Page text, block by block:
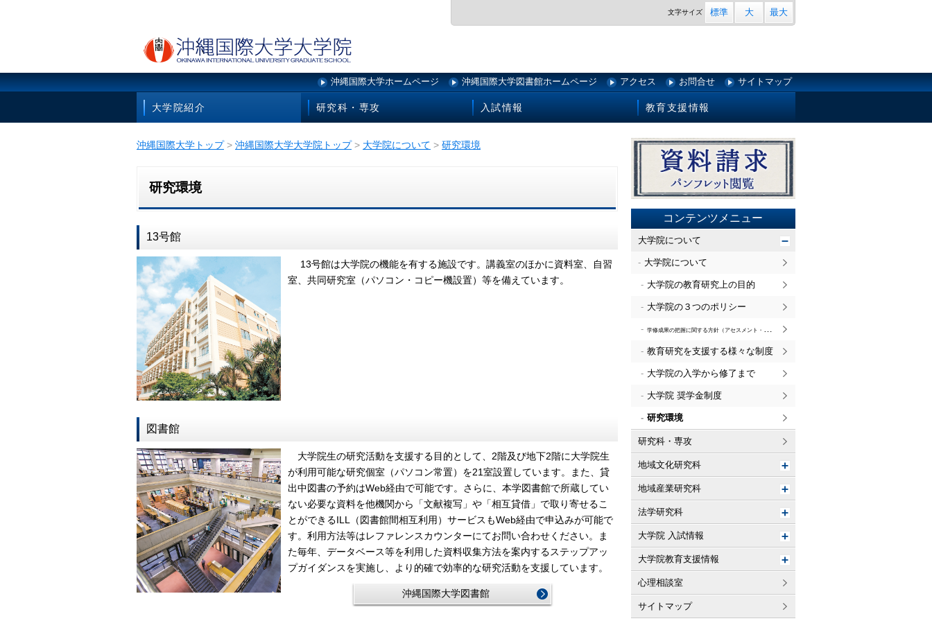
文字サイズ 標準 大 最大
沖縄国際大学ホームページ 沖縄国際大学図書館ホームページ アクセス お問合せ サイトマップ
大学院紹介 研究科・専攻 入試情報 教育支援情報
沖縄国際大学トップ > 沖縄国際大学大学院トップ > 大学院について > 研究環境
研究環境
13号館
13号館は大学院の機能を有する施設です。講義室のほかに資料室、自習
室、共同研究室（パソコン・コピー機設置）等を備えています。
図書館
大学院生の研究活動を支援する目的として、2階及び地下2階に大学院生
が利用可能な研究個室（パソコン常置）を21室設置しています。また、貸
出中図書の予約はWeb経由で可能です。さらに、本学図書館で所蔵してい
ない必要な資料を他機関から「文献複写」や「相互貸借」で取り寄せるこ
とができるILL（図書館間相互利用）サービスもWeb経由で申込みが可能で
す。利用方法等はレファレンスカウンターにてお問い合わせください。ま
た毎年、データベース等を利用した資料収集方法を案内するステップアッ
プガイダンスを実施し、より的確で効率的な研究活動を支援しています。
沖縄国際大学図書館
コンテンツメニュー
大学院について
大学院について
大学院の教育研究上の目的
大学院の３つのポリシー
学修成果の把握に関する方針（アセスメント・ポリシー）
教育研究を支援する様々な制度
大学院の入学から修了まで
大学院 奨学金制度
研究環境
研究科・専攻
地域文化研究科
地域産業研究科
法学研究科
大学院 入試情報
大学院教育支援情報
心理相談室
サイトマップ